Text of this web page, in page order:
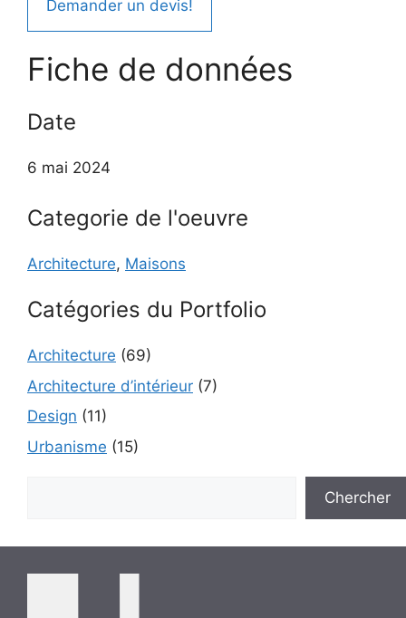
Demander un devis!
Fiche de données
Date
6 mai 2024
Categorie de l'oeuvre
Architecture, Maisons
Catégories du Portfolio
Architecture (69)
Architecture d’intérieur (7)
Design (11)
Urbanisme (15)
Chercher